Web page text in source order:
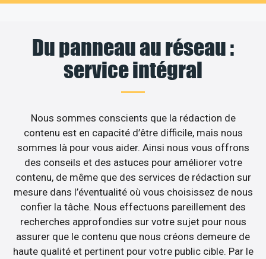
Du panneau au réseau :
service intégral
Nous sommes conscients que la rédaction de
contenu est en capacité d’être difficile, mais nous
sommes là pour vous aider. Ainsi nous vous offrons
des conseils et des astuces pour améliorer votre
contenu, de même que des services de rédaction sur
mesure dans l’éventualité où vous choisissez de nous
confier la tâche. Nous effectuons pareillement des
recherches approfondies sur votre sujet pour nous
assurer que le contenu que nous créons demeure de
haute qualité et pertinent pour votre public cible. Par le